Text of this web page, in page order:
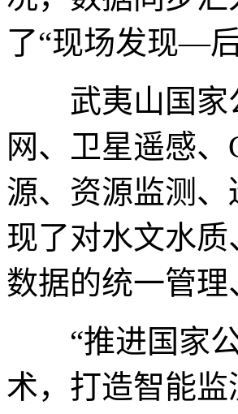
了“现场发现—
武夷山国家公
网、卫星遥感
源、资源监测
现了对水文水
数据的统一管
“推进国家公
术，打造智能